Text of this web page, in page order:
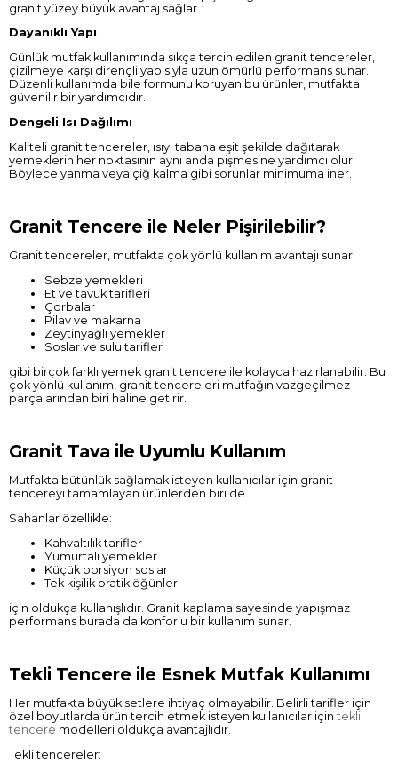
granit yüzey büyük avantaj sağlar.
Dayanıklı Yapı
Günlük mutfak kullanımında sıkça tercih edilen granit tencereler,
çizilmeye karşı dirençli yapısıyla uzun ömürlü performans sunar.
Düzenli kullanımda bile formunu koruyan bu ürünler, mutfakta
güvenilir bir yardımcıdır.
Dengeli Isı Dağılımı
Kaliteli granit tencereler, ısıyı tabana eşit şekilde dağıtarak
yemeklerin her noktasının aynı anda pişmesine yardımcı olur.
Böylece yanma veya çiğ kalma gibi sorunlar minimuma iner.
Granit Tencere ile Neler Pişirilebilir?
Granit tencereler, mutfakta çok yönlü kullanım avantajı sunar.
Sebze yemekleri
Et ve tavuk tarifleri
Çorbalar
Pilav ve makarna
Zeytinyağlı yemekler
Soslar ve sulu tarifler
gibi birçok farklı yemek granit tencere ile kolayca hazırlanabilir. Bu
çok yönlü kullanım, granit tencereleri mutfağın vazgeçilmez
parçalarından biri haline getirir.
Granit Tava ile Uyumlu Kullanım
Mutfakta bütünlük sağlamak isteyen kullanıcılar için granit
tencereyi tamamlayan ürünlerden biri de
Sahanlar özellikle:
Kahvaltılık tarifler
Yumurtalı yemekler
Küçük porsiyon soslar
Tek kişilik pratik öğünler
için oldukça kullanışlıdır. Granit kaplama sayesinde yapışmaz
performans burada da konforlu bir kullanım sunar.
Tekli Tencere ile Esnek Mutfak Kullanımı
Her mutfakta büyük setlere ihtiyaç olmayabilir. Belirli tarifler için
özel boyutlarda ürün tercih etmek isteyen kullanıcılar için tekli
tencere modelleri oldukça avantajlıdır.
Tekli tencereler: